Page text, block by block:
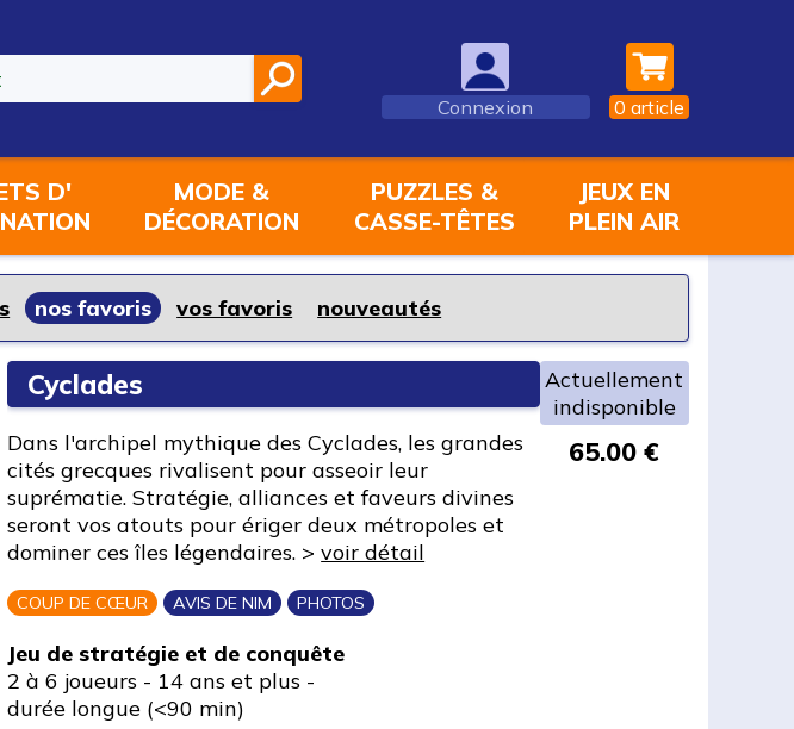
Connexion 0 article
D'
MODE &
DÉCORATION
PUZZLES &
CASSE-TÊTES
JEUX EN
PLEIN AIR
nos favoris vos favoris nouveautés
Cyclades
Dans l'archipel mythique des Cyclades, les grandes
cités grecques rivalisent pour asseoir leur
suprématie. Stratégie, alliances et faveurs divines
seront vos atouts pour ériger deux métropoles et
dominer ces îles légendaires. >voir détail
COUP DE CŒUR AVIS DE NIM PHOTOS
Jeu de stratégie et de conquête
2 à 6 joueurs - 14 ans et plus -
durée longue (<90 min)
Actuellement
indisponible
65.00 €